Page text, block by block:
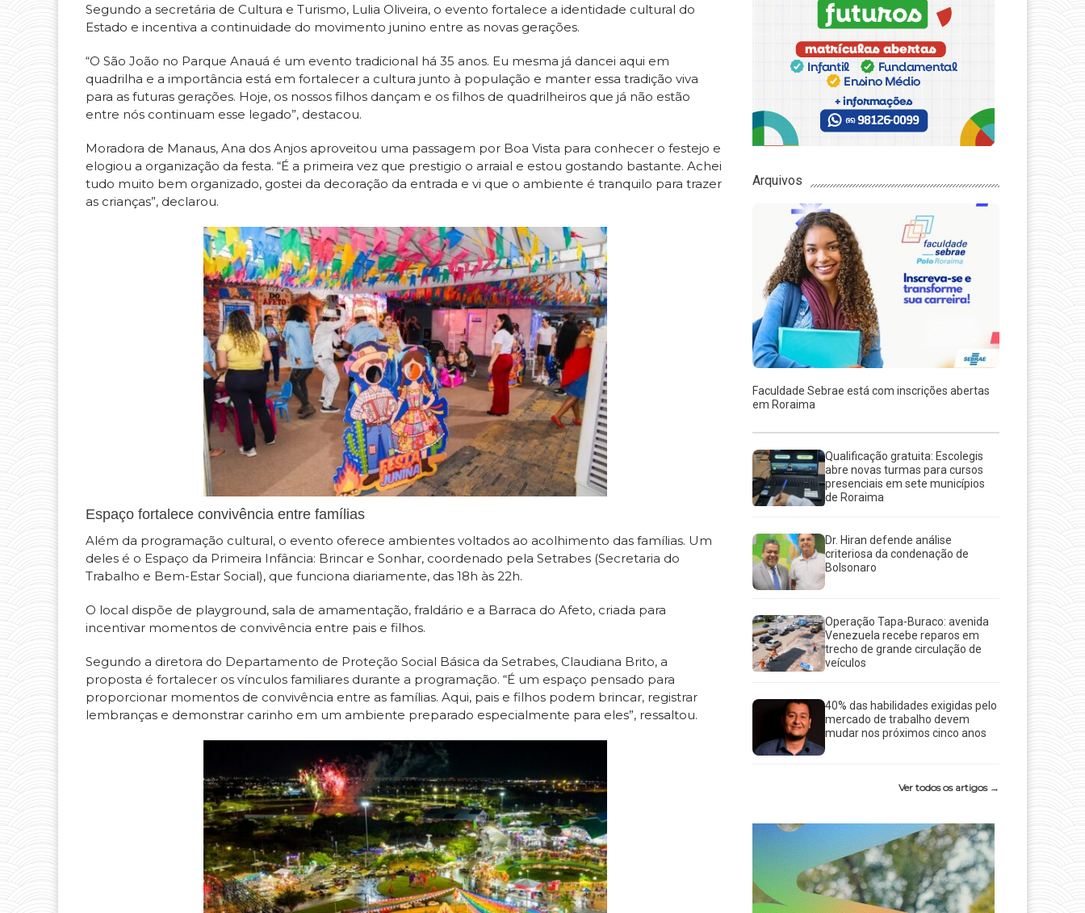
Segundo a secretária de Cultura e Turismo, Lulia Oliveira, o evento fortalece a identidade cultural do
Estado e incentiva a continuidade do movimento junino entre as novas gerações.
“O São João no Parque Anauá é um evento tradicional há 35 anos. Eu mesma já dancei aqui em
quadrilha e a importância está em fortalecer a cultura junto à população e manter essa tradição viva
para as futuras gerações. Hoje, os nossos filhos dançam e os filhos de quadrilheiros que já não estão
entre nós continuam esse legado”, destacou.
Moradora de Manaus, Ana dos Anjos aproveitou uma passagem por Boa Vista para conhecer o festejo e
elogiou a organização da festa. “É a primeira vez que prestigio o arraial e estou gostando bastante. Achei
tudo muito bem organizado, gostei da decoração da entrada e vi que o ambiente é tranquilo para trazer
as crianças”, declarou.
Espaço fortalece convivência entre famílias
Além da programação cultural, o evento oferece ambientes voltados ao acolhimento das famílias. Um
deles é o Espaço da Primeira Infância: Brincar e Sonhar, coordenado pela Setrabes (Secretaria do
Trabalho e Bem-Estar Social), que funciona diariamente, das 18h às 22h.
O local dispõe de playground, sala de amamentação, fraldário e a Barraca do Afeto, criada para
incentivar momentos de convivência entre pais e filhos.
Segundo a diretora do Departamento de Proteção Social Básica da Setrabes, Claudiana Brito, a
proposta é fortalecer os vínculos familiares durante a programação. “É um espaço pensado para
proporcionar momentos de convivência entre as famílias. Aqui, pais e filhos podem brincar, registrar
lembranças e demonstrar carinho em um ambiente preparado especialmente para eles”, ressaltou.
Arquivos
Faculdade Sebrae está com inscrições abertas
em Roraima
Qualificação gratuita: Escolegis
abre novas turmas para cursos
presenciais em sete municípios
de Roraima
Dr. Hiran defende análise
criteriosa da condenação de
Bolsonaro
Operação Tapa-Buraco: avenida
Venezuela recebe reparos em
trecho de grande circulação de
veículos
40% das habilidades exigidas pelo
mercado de trabalho devem
mudar nos próximos cinco anos
Ver todos os artigos →